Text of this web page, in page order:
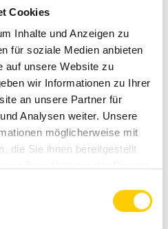
Cookies
Inhalte und Anzeigen zu
für soziale Medien anbieten
auf unsere Website zu
wir Informationen zu Ihrer
an unsere Partner für
Analysen weiter. Unsere
möglicherweise mit
die Sie ihnen bereitgestellt
e dumper gommati.
ispezionata da esperti nella
secondo standard rigorosi
con unagaranzia Avesco
certificato Cat.
trasparenti, di macchine
e di un servizio di assistenza
esigenze delle imprese edili,
sempre a vostra